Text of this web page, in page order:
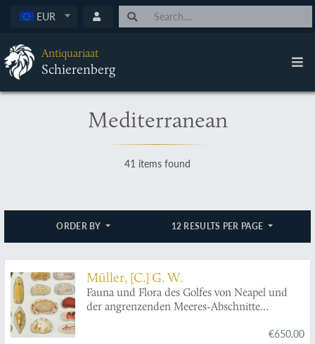
EUR
Antiquariaat
Schierenberg
Mediterranean
41 items found
ORDER BY 12 RESULTS PER PAGE
Müller, [C.] G. W.
Fauna und Flora des Golfes von Neapel und
der angrenzenden Meeres-Abschnitte
zu Neapel. 21. Monographie: Ostracoden.€650.00